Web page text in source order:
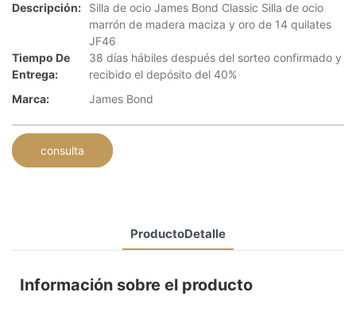
Descripción:
Silla de ocio James Bond Classic Silla de ocio
marrón de madera maciza y oro de 14 quilates
JF46
Tiempo De
Entrega:
38 días hábiles después del sorteo confirmado y
recibido el depósito del 40%
Marca:
James Bond
consulta
ProductoDetalle
Información sobre el producto